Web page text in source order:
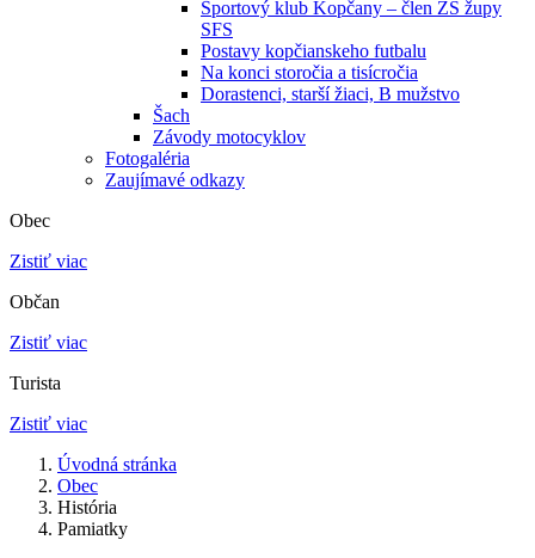
Športový klub Kopčany – člen ZS župy
SFS
Postavy kopčianskeho futbalu
Na konci storočia a tisícročia
Dorastenci, starší žiaci, B mužstvo
Šach
Závody motocyklov
Fotogaléria
Zaujímavé odkazy
Obec
Zistiť viac
Občan
Zistiť viac
Turista
Zistiť viac
Úvodná stránka
Obec
História
Pamiatky